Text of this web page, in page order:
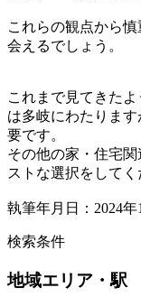
これらの観点から
会えるでしょう。
これまで見てきた
は多岐にわたりま
要です。
その他の家・住宅
ストな選択をしてく
執筆年月日：2024年
検索条件
地域エリア・駅